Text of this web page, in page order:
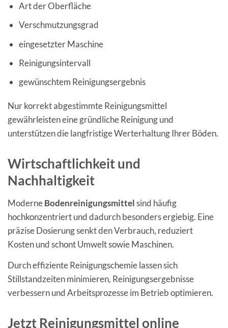
Art der Oberfläche
Verschmutzungsgrad
eingesetzter Maschine
Reinigungsintervall
gewünschtem Reinigungsergebnis
Nur korrekt abgestimmte Reinigungsmittel
gewährleisten eine gründliche Reinigung und
unterstützen die langfristige Werterhaltung Ihrer Böden.
Wirtschaftlichkeit und
Nachhaltigkeit
ModerneBodenreinigungsmittelsind häufig
hochkonzentriert und dadurch besonders ergiebig. Eine
präzise Dosierung senkt den Verbrauch, reduziert
Kosten und schont Umwelt sowie Maschinen.
Durch effiziente Reinigungschemie lassen sich
Stillstandzeiten minimieren, Reinigungsergebnisse
verbessern und Arbeitsprozesse im Betrieb optimieren.
Jetzt Reinigungsmittel online